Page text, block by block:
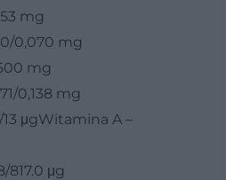
mg
0,070 mg
mg
0,138 mg
13 μgWitamina A –
817.0 μg